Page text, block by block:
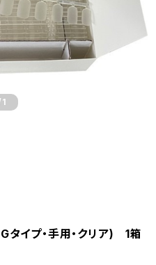
イプ・手用・クリア) 1箱